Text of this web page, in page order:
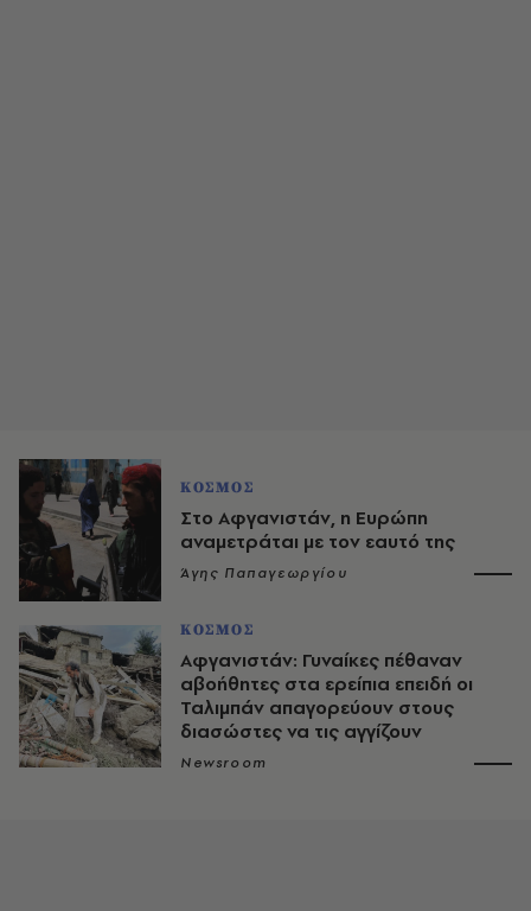
ΚΟΣΜΟΣ
Στο Αφγανιστάν, η Ευρώπη
αναμετράται με τον εαυτό της
Άγης Παπαγεωργίου
ΚΟΣΜΟΣ
Αφγανιστάν: Γυναίκες πέθαναν
αβοήθητες στα ερείπια επειδή oι
Ταλιμπάν απαγορεύουν στους
διασώστες να τις αγγίζουν
Newsroom